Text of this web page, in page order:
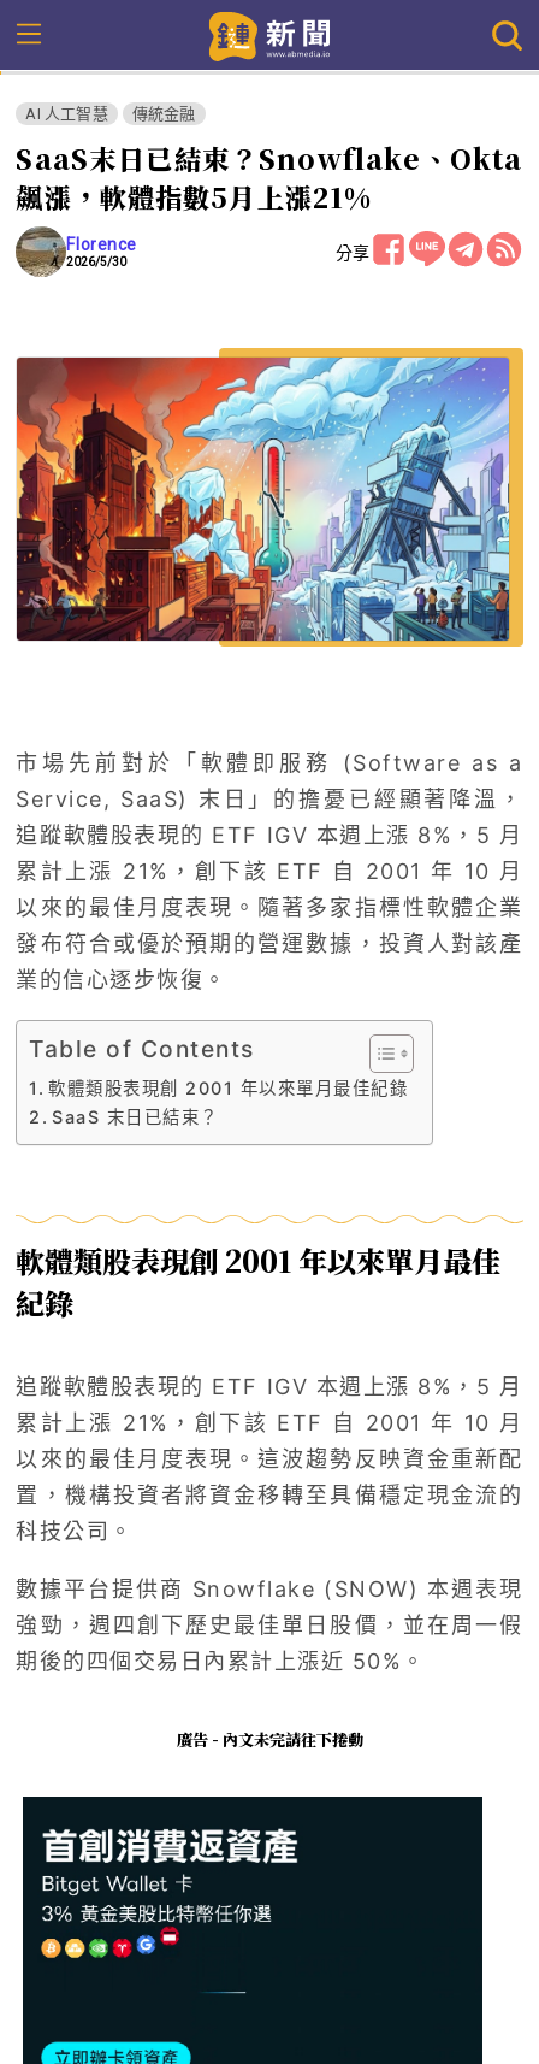
AI 人工智慧 傳統金融
SaaS末日已結束？Snowflake、Okta
飆漲，軟體指數5月上漲21%
Florence
2026/5/30 分享
市場先前對於「軟體即服務 (Software as a
Service, SaaS) 末日」的擔憂已經顯著降溫，
追蹤軟體股表現的 ETF IGV 本週上漲 8%，5 月
累計上漲 21%，創下該 ETF 自 2001 年 10 月
以來的最佳月度表現。隨著多家指標性軟體企業
發布符合或優於預期的營運數據，投資人對該產
業的信心逐步恢復。
Table of Contents
軟體類股表現創 2001 年以來單月最佳紀錄
SaaS 末日已結束？
軟體類股表現創 2001 年以來單月最佳
紀錄
追蹤軟體股表現的 ETF IGV 本週上漲 8%，5 月
累計上漲 21%，創下該 ETF 自 2001 年 10 月
以來的最佳月度表現。這波趨勢反映資金重新配
置，機構投資者將資金移轉至具備穩定現金流的
科技公司。
數據平台提供商 Snowflake (SNOW) 本週表現
強勁，週四創下歷史最佳單日股價，並在周一假
期後的四個交易日內累計上漲近 50%。
廣告 - 內文未完請往下捲動